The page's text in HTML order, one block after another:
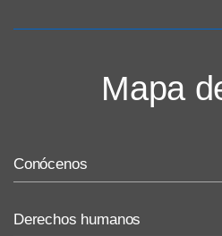
Mapa
Conócenos
Derechos humanos